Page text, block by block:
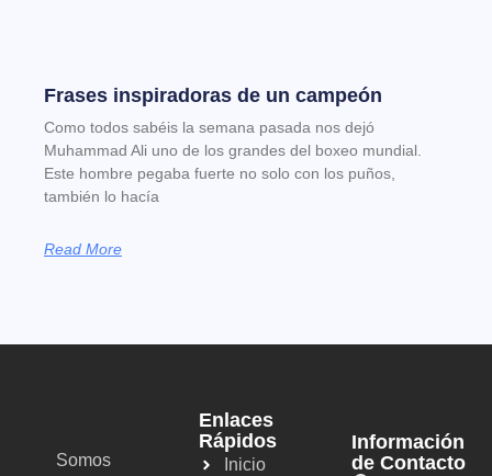
Frases inspiradoras de un campeón
Como todos sabéis la semana pasada nos dejó
Muhammad Ali uno de los grandes del boxeo mundial.
Este hombre pegaba fuerte no solo con los puños,
también lo hacía
Read More
Somos
Enlaces
Rápidos
Inicio
Información
de Contacto